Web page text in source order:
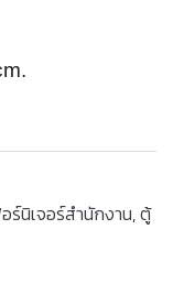
ร์นิเจอร์สำนักงาน,ตู้